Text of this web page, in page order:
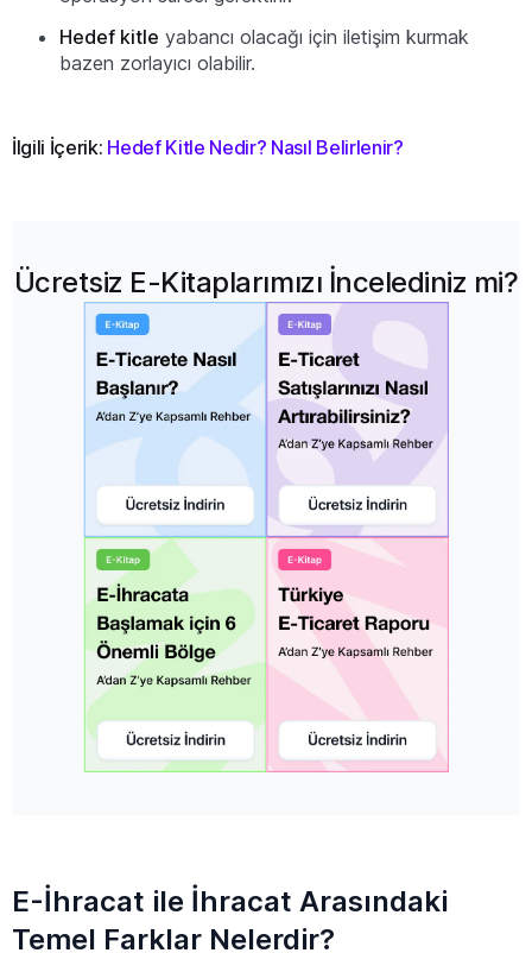
Hedef kitle yabancı olacağı için iletişim kurmak
bazen zorlayıcı olabilir.
İlgili İçerik: Hedef Kitle Nedir? Nasıl Belirlenir?
Ücretsiz E-Kitaplarımızı İncelediniz mi?
E-İhracat ile İhracat Arasındaki
Temel Farklar Nelerdir?